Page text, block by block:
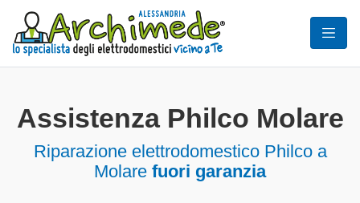
Assistenza Philco Molare
Riparazione elettrodomestico Philco a
Molare fuori garanzia